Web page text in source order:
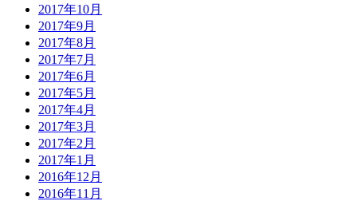
2017年10月
2017年9月
2017年8月
2017年7月
2017年6月
2017年5月
2017年4月
2017年3月
2017年2月
2017年1月
2016年12月
2016年11月